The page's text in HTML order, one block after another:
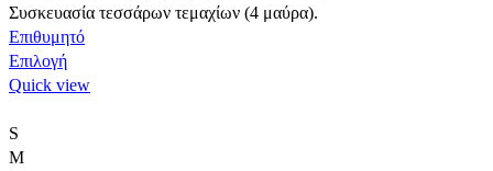
Συσκευασία τεσσάρων τεμαχίων (4 μαύρα).
Επιθυμητό
ΕπιλογήΑυτό
το
Quick view
S
M